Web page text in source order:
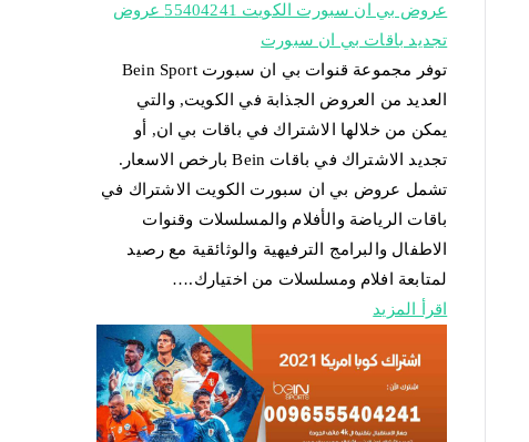
عروض بي ان سبورت الكويت 55404241 عروض
تجديد باقات بي ان سبورت
توفر مجموعة قنوات بي ان سبورت Bein Sport
العديد من العروض الجذابة في الكويت, والتي
يمكن من خلالها الاشتراك في باقات بي ان, أو
تجديد الاشتراك في باقات Bein بارخص الاسعار.
تشمل عروض بي ان سبورت الكويت الاشتراك في
باقات الرياضة والأفلام والمسلسلات وقنوات
الاطفال والبرامج الترفيهية والوثائقية مع رصيد
لمتابعة افلام ومسلسلات من اختيارك.…
اقرأ المزيد